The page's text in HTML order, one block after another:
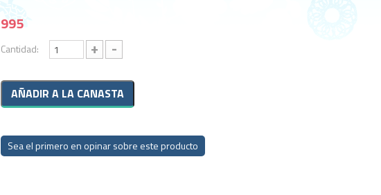
995
Cantidad: + -
Sea el primero en opinar sobre este producto